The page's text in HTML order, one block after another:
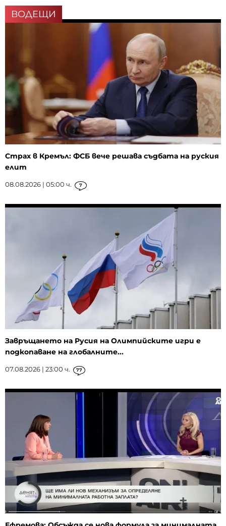
ВОДЕЩИ
Страх в Кремъл: ФСБ вече решава съдбата на руския
елит
08.08.2026 | 05:00 ч. 7
Завръщането на Русия на Олимпийските игри е
подкопаване на глобалните...
07.08.2026 | 23:00 ч. 77